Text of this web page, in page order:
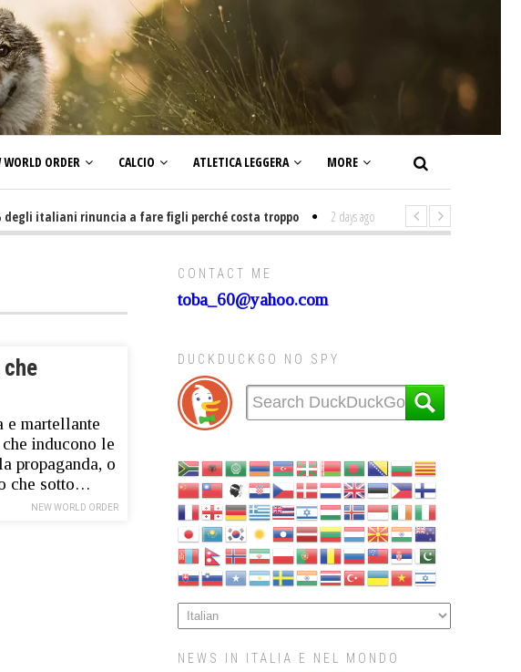
WORLD ORDER CALCIO ATLETICA LEGGERA MORE
rinuncia a fare figli perché costa troppo 2 days ago - Non mi interesso di politica
e martellante
inducono le
propaganda, o
che sotto…
NEW WORLD ORDER
CONTACT ME
toba_60@yahoo.com
DUCKDUCKGO NO SPY
NEWS IN ITALIA E NEL MONDO